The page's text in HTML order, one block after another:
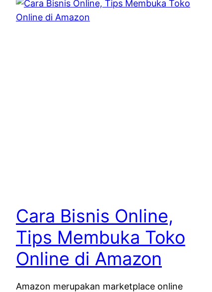
Cara Bisnis Online,
Tips Membuka Toko
Online di Amazon
Amazon merupakan marketplace online